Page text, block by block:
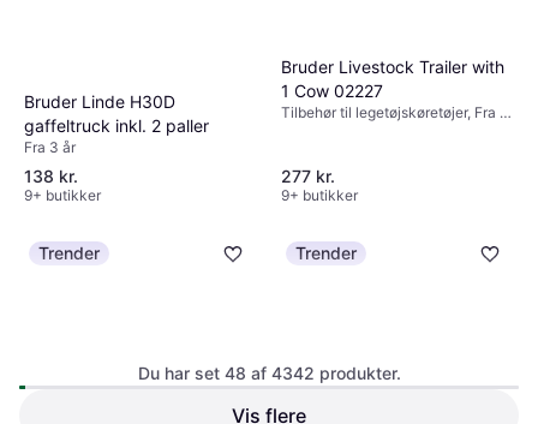
Bruder Linde H30D
gaffeltruck inkl. 2 paller
Fra 3 år
138 kr.
9+ butikker
Bruder Livestock Trailer with
1 Cow 02227
Tilbehør til legetøjskøretøjer, Fra 3
277 kr.
9+ butikker
Trender
Hot Wheels Monster Trucks
Trender
Bruder Roadmax Tractor with
Du har set 48 af 4342 produkter.
Vis flere